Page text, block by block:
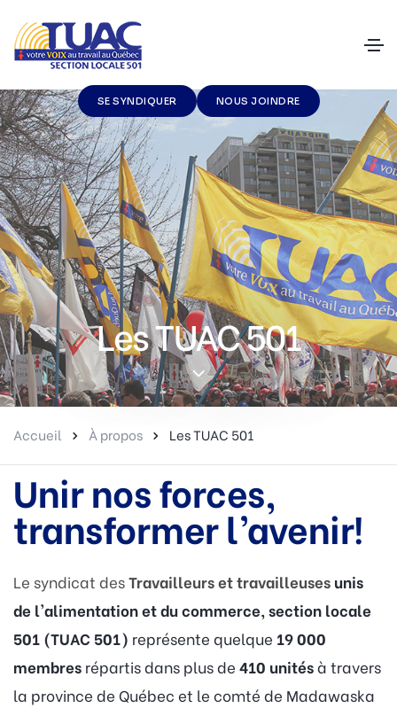
SE SYNDIQUER NOUS JOINDRE
Les TUAC 501
Accueil À propos Les TUAC 501
Unir nos forces,
transformer l’avenir!
Le syndicat desTravailleurs et travailleuses unis
de l'alimentation et du commerce, section locale
501 (TUAC 501) représente quelque 19 000
membres répartis dans plus de 410 unitésà travers
la province de Québec et le comté de Madawaska